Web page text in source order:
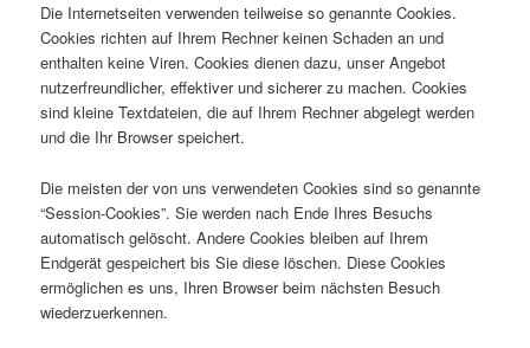
Die Internetseiten verwenden teilweise so genannte Cookies.
Cookies richten auf Ihrem Rechner keinen Schaden an und
enthalten keine Viren. Cookies dienen dazu, unser Angebot
nutzerfreundlicher, effektiver und sicherer zu machen. Cookies
sind kleine Textdateien, die auf Ihrem Rechner abgelegt werden
und die Ihr Browser speichert.
Die meisten der von uns verwendeten Cookies sind so genannte
“Session-Cookies”. Sie werden nach Ende Ihres Besuchs
automatisch gelöscht. Andere Cookies bleiben auf Ihrem
Endgerät gespeichert bis Sie diese löschen. Diese Cookies
ermöglichen es uns, Ihren Browser beim nächsten Besuch
wiederzuerkennen.